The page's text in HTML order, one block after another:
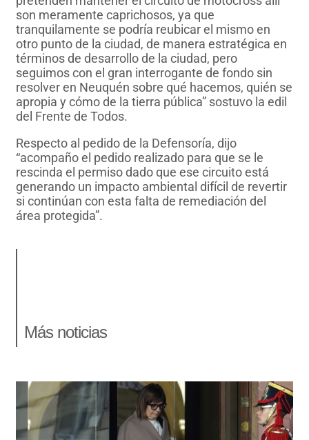
son meramente caprichosos, ya que
tranquilamente se podría reubicar el mismo en
otro punto de la ciudad, de manera estratégica en
términos de desarrollo de la ciudad, pero
seguimos con el gran interrogante de fondo sin
resolver en Neuquén sobre qué hacemos, quién se
apropia y cómo de la tierra pública” sostuvo la edil
del Frente de Todos.
Respecto al pedido de la Defensoría, dijo
“acompaño el pedido realizado para que se le
rescinda el permiso dado que ese circuito está
generando un impacto ambiental difícil de revertir
si continúan con esta falta de remediación del
área protegida”.
Más noticias